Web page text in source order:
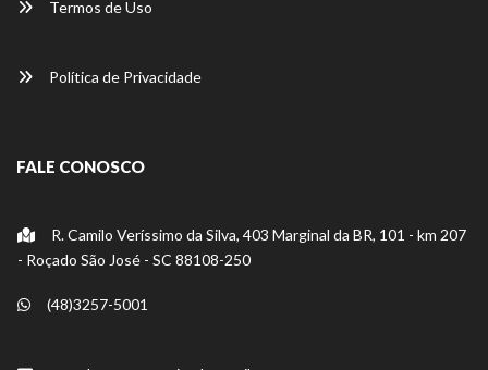
Termos de Uso
Política de Privacidade
FALE CONOSCO
R. Camilo Veríssimo da Silva, 403 Marginal da BR, 101 - km 207
- Roçado São José - SC 88108-250
(48)3257-5001